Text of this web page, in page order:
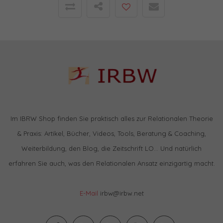
Im IBRW Shop finden Sie praktisch alles zur Relationalen Theorie
& Praxis: Artikel, Bücher, Videos, Tools, Beratung & Coaching,
Weiterbildung, den Blog, die Zeitschrift LO… Und natürlich
erfahren Sie auch, was den Relationalen Ansatz einzigartig macht.
E-Mail irbw@irbw.net